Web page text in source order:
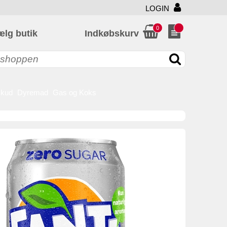
LOGIN
butik Indkøbskurv
0